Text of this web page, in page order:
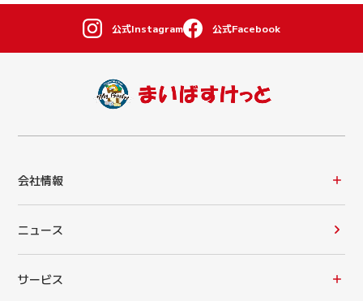
公式Instagram 公式Facebook
会社情報
ニュース
サービス